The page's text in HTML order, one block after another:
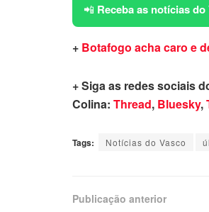
📲 Receba as notícias
+ Botafogo acha caro e
+ Siga as redes sociais
Colina: Thread, Bluesky,
Tags: Notícias do Vasco
Publicação anterior